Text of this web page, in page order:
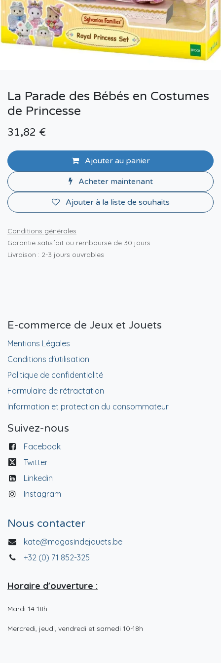
La Parade des Bébés en Costumes
de Princesse
31,82 €
Ajouter au panier
Acheter maintenant
Ajouter à la liste de souhaits
Conditions générales
Garantie satisfait ou remboursé de 30 jours
Livraison : 2-3 jours ouvrables
E-commerce de Jeux et Jouets
Mentions Légales
Conditions d'utilisation
Politique de confidentialité
Formulaire de rétractation
Information et protection du consommateur
Suivez-nous
Facebook
Twitter
Linkedin
Instagram
Nous contacter
kate@magasindejouets.be
+32 (0) 71 852-325
Horaire d'ouverture :
Mardi 14-18h
Mercredi, jeudi, vendredi et samedi 10-18h